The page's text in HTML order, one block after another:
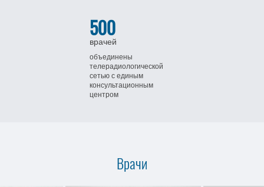
500
врачей
объединены
телерадиологической
сетью с единым
консультационным
центром
Врачи